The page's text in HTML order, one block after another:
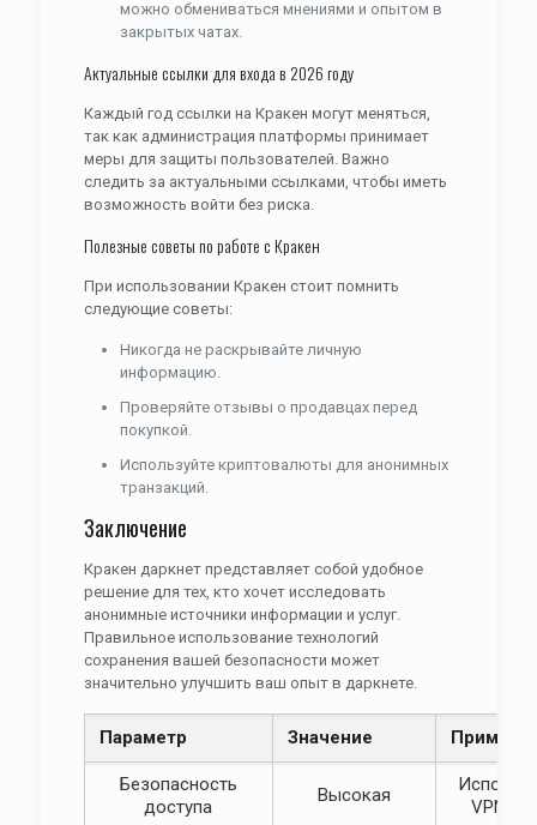
можно обмениваться мнениями и опытом в
закрытых чатах.
Актуальные ссылки для входа в 2026 году
Каждый год ссылки на Кракен могут меняться,
так как администрация платформы принимает
меры для защиты пользователей. Важно
следить за актуальными ссылками, чтобы иметь
возможность войти без риска.
Полезные советы по работе с Кракен
При использовании Кракен стоит помнить
следующие советы:
Никогда не раскрывайте личную
информацию.
Проверяйте отзывы о продавцах перед
покупкой.
Используйте криптовалюты для анонимных
транзакций.
Заключение
Кракен даркнет представляет собой удобное
решение для тех, кто хочет исследовать
анонимные источники информации и услуг.
Правильное использование технологий
сохранения вашей безопасности может
значительно улучшить ваш опыт в даркнете.
Параметр Значение
Безопасность
доступа
Высокая
VPN и